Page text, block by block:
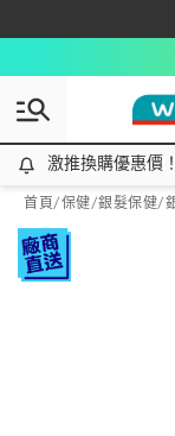
激推換購優惠價！立
激推換購優惠價
首頁/保健/銀髮保健/